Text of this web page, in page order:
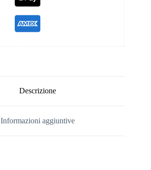
Descrizione
Informazioni aggiuntive